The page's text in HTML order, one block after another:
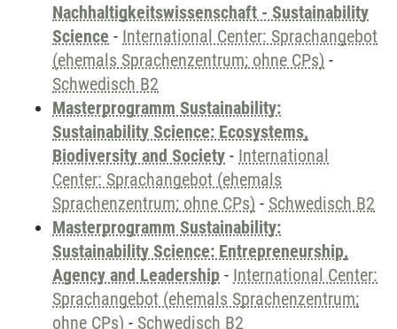
Nachhaltigkeitswissenschaft - Sustainability
Science - International Center: Sprachangebot
(ehemals Sprachenzentrum; ohne CPs) -
Schwedisch B2
Masterprogramm Sustainability:
Sustainability Science: Ecosystems,
Biodiversity and Society - International
Center: Sprachangebot (ehemals
Sprachenzentrum; ohne CPs) - Schwedisch B2
Masterprogramm Sustainability:
Sustainability Science: Entrepreneurship,
Agency and Leadership - International Center:
Sprachangebot (ehemals Sprachenzentrum;
ohne CPs) - Schwedisch B2